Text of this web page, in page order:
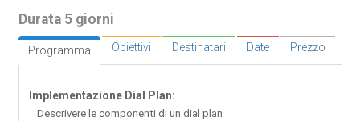
Durata 5 giorni
Programma Obiettivi Destinatari Date Prezzo
Implementazione Dial Plan:
Descrivere le componenti di un dial plan